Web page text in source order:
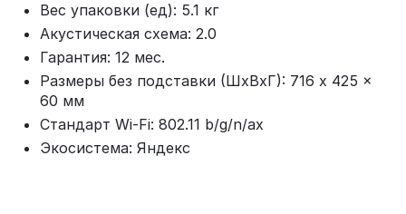
Вес упаковки (ед): 5.1 кг
Акустическая схема: 2.0
Гарантия: 12 мес.
Размеры без подставки (ШxВxГ): 716 x 425 x
60 мм
Стандарт Wi-Fi: 802.11 b/g/n/ax
Экосистема: Яндекс